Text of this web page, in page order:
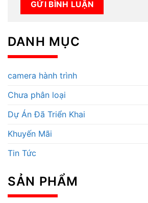
DANH MỤC
camera hành trình
Chưa phân loại
Dự Án Đã Triển Khai
Khuyến Mãi
Tin Tức
SẢN PHẨM